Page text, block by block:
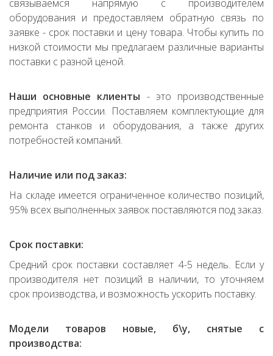
связываемся напрямую с производителем
оборудования и предоставляем обратную связь по
заявке - срок поставки и цену товара. Чтобы купить по
низкой стоимости мы предлагаем различные варианты
поставки с разной ценой.
Наши основные клиенты - это производственные
предприятия России. Поставляем комплектующие для
ремонта станков и оборудования, а также других
потребностей компаний.
Наличие или под заказ:
На складе имеется ограниченное количество позиций,
95% всех выполненных заявок поставляются под заказ.
Срок поставки:
Средний срок поставки составляет 4-5 недель. Если у
производителя нет позиций в наличии, то уточняем
срок производства, и возможность ускорить поставку.
Модели товаров новые, б\у, снятые с
производства: